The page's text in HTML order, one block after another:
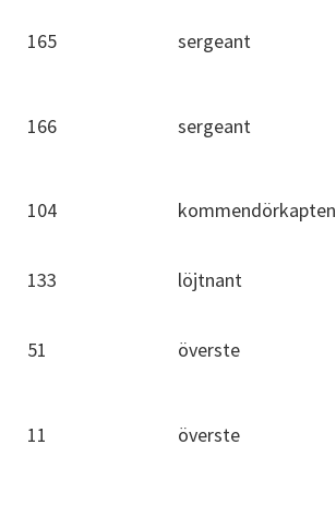
165 sergeant
166 sergeant
104 kommendörkapten
133 löjtnant
51 överste
11 överste